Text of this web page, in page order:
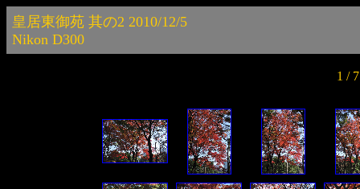
皇居東御苑 其の2 2010/12/5
Nikon D300
1 /